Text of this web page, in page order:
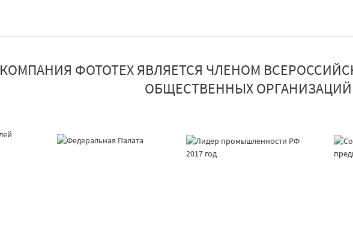
КОМПАНИЯ ФОТОТЕХ ЯВЛЯЕТСЯ ЧЛЕНОМ
ОБЩЕСТВЕННЫХ ОРГАНИЗАЦИЙ